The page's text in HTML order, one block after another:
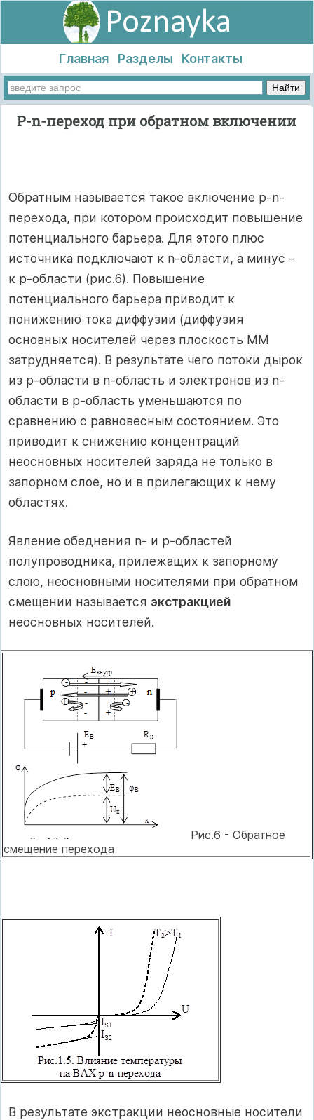
Главная Разделы Контакты
P-n-переход при обратном включении
Обратным называется такое включение р-n-
перехода, при котором происходит повышение
потенциального барьера. Для этого плюс
источника подключают к n-области, а минус -
к р-области (рис.6). Повышение
потенциального барьера приводит к
понижению тока диффузии (диффузия
основных носителей через плоскость ММ
затрудняется). В результате чего потоки дырок
из p-области в n-область и электронов из n-
области в p-область уменьшаются по
сравнению с равновесным состоянием. Это
приводит к снижению концентраций
неосновных носителей заряда не только в
запорном слое, но и в прилегающих к нему
областях.
Явление обеднения n- и p-областей
полупроводника, прилежащих к запорному
слою, неосновными носителями при обратном
смещении называется экстракцией
неосновных носителей.
Рис.6 - Обратное
смещение перехода
В результате экстракции неосновные носители